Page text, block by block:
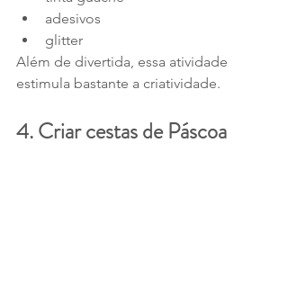
adesivos
glitter
Além de divertida, essa atividade
estimula bastante a criatividade.
4. Criar cestas de Páscoa